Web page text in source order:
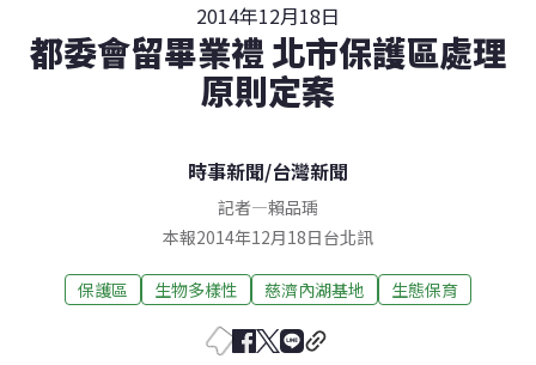
2014年12月18日
都委會留畢業禮 北市保護區處理
原則定案
時事新聞/台灣新聞
記者—賴品瑀
本報2014年12月18日台北訊
保護區 生物多樣性 慈濟內湖基地 生態保育